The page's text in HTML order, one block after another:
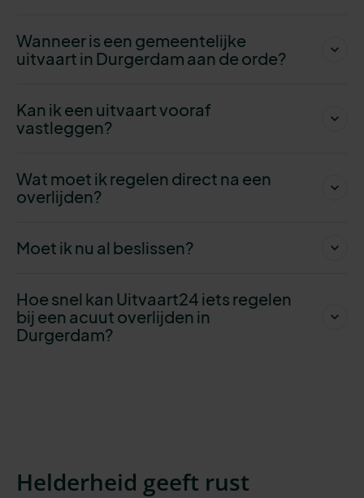
Wanneer is een gemeentelijke
uitvaart in Durgerdam aan de orde?
Kan ik een uitvaart vooraf
vastleggen?
Wat moet ik regelen direct na een
overlijden?
Moet ik nu al beslissen?
Hoe snel kan Uitvaart24 iets regelen
bij een acuut overlijden in
Durgerdam?
Helderheid geeft rust